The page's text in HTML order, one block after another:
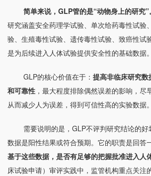
简单来说，GLP管的是“动物身上的研究”。
研究涵盖安全药理学试验、单次给药毒性试验
验、生殖毒性试验、遗传毒性试验、 致癌性试
是为后续进入人体试验提供安全性的基础数据。
GLP的核心价值在于： 提高非临床研究
和可靠性 ，最大程度排除偶然误差的影响，尽
从而减少人为误差，得到可信性高的实验数据。
需要说明的是，GLP不评判研究结论的
数据是阳性结果或符合预期。它的职责是回答
基于这些数据，是否有足够的把握批准进入人
床试验申请）审评实践中，监管机构重点关注